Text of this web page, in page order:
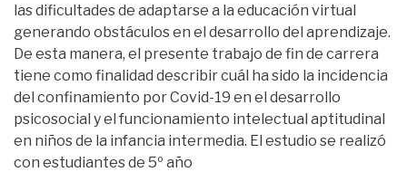
las dificultades de adaptarse a la educación virtual
generando obstáculos en el desarrollo del aprendizaje.
De esta manera, el presente trabajo de fin de carrera
tiene como finalidad describir cuál ha sido la incidencia
del confinamiento por Covid-19 en el desarrollo
psicosocial y el funcionamiento intelectual aptitudinal
en niños de la infancia intermedia. El estudio se realizó
con estudiantes de 5º año